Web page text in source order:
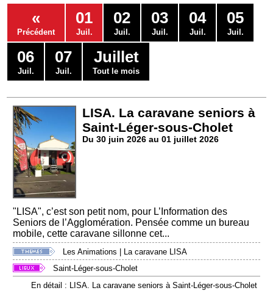
Services
Contacts
«
Précédent
01
Juil.
02
Juil.
03
Juil.
04
Juil.
05
Juil.
06
Juil.
07
Juil.
Juillet
Tout le mois
LISA. La caravane seniors à
Saint-Léger-sous-Cholet
Du 30 juin 2026 au 01 juillet 2026
"LISA", c’est son petit nom, pour L’Information des
Seniors de l’Agglomération. Pensée comme un bureau
mobile, cette caravane sillonne cet...
Les Animations | La caravane LISA
Saint-Léger-sous-Cholet
En détail : LISA. La caravane seniors à Saint-Léger-sous-Cholet